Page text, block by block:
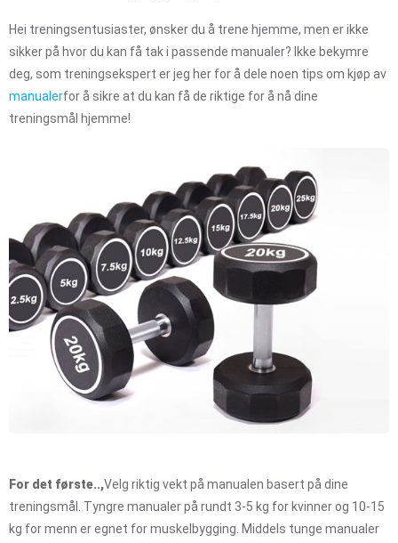
Hei treningsentusiaster, ønsker du å trene hjemme, men er ikke
sikker på hvor du kan få tak i passende manualer? Ikke bekymre
deg, som treningsekspert er jeg her for å dele noen tips om kjøp av
manualerfor å sikre at du kan få de riktige for å nå dine
treningsmål hjemme!
For det første..,Velg riktig vekt på manualen basert på dine
treningsmål. Tyngre manualer på rundt 3-5 kg for kvinner og 10-15
kg for menn er egnet for muskelbygging. Middels tunge manualer